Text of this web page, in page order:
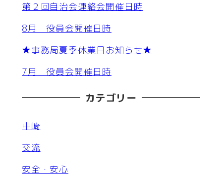
第２回自治会連絡会開催日時
8月 役員会開催日時
★事務局夏季休業日お知らせ★
7月 役員会開催日時
カテゴリー
中崎
交流
安全・安心